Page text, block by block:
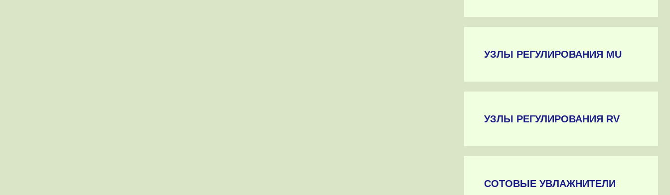
УЗЛЫ РЕГУЛИРОВАНИЯ MU
УЗЛЫ РЕГУЛИРОВАНИЯ RV
СОТОВЫЕ УВЛАЖНИТЕЛИ